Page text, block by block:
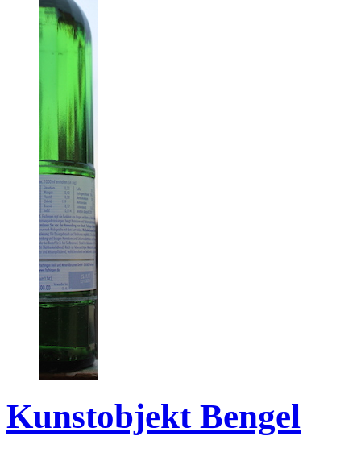
Kunstobjekt Bengel